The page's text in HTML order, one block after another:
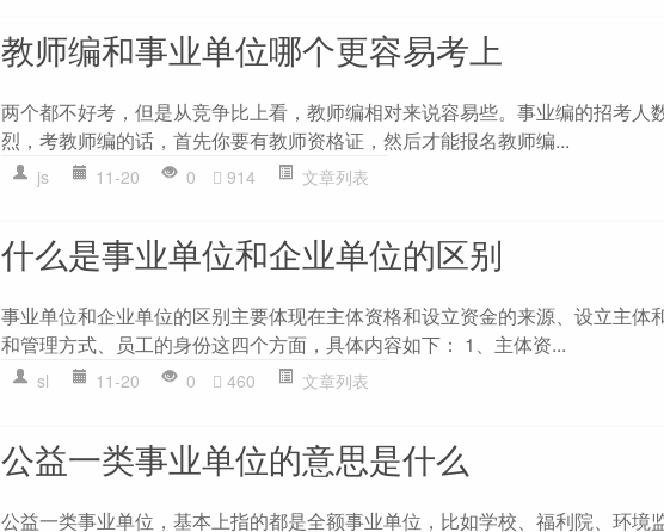
教师编和事业单位哪个更容易考上
两个都不好考，但是从竞争比上看，教师编相对来说容易些。事业编的招考人
烈，考教师编的话，首先你要有教师资格证，然后才能报名教师编...
js 11-20 0 914 文章列表
什么是事业单位和企业单位的区别
事业单位和企业单位的区别主要体现在主体资格和设立资金的来源、设立主体
和管理方式、员工的身份这四个方面，具体内容如下： 1、主体资...
sl 11-20 0 460 文章列表
公益一类事业单位的意思是什么
公益一类事业单位，基本上指的都是全额事业单位，比如学校、福利院、环境